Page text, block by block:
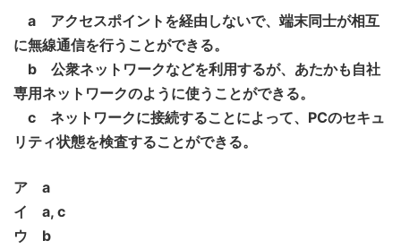
a アクセスポイントを経由しないで、端末同士が相互
に無線通信を行うことができる。
b 公衆ネットワークなどを利用するが、あたかも自社
専用ネットワークのように使うことができる。
c ネットワークに接続することによって、PCのセキュ
リティ状態を検査することができる。
ア a
イ a, c
ウ b